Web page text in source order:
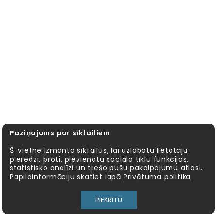
Paziņojums par sīkfailiem
Šī vietne izmanto sīkfailus, lai uzlabotu lietotāju
pieredzi, proti, pievienotu sociālo tīklu funkcijas,
statistisko analīzi un trešo pušu pakalpojumu atlasi.
Papildinformāciju skatiet lapā Privātuma politika
PIEKRĪTU